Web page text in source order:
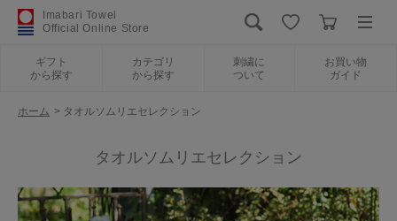
Imabari Towel
Official Online Store
ギフト
から探す
カテゴリ
から探す
刺繍に
ついて
お買い物
ガイド
ギフトから探す
カテゴリから探す
ホーム > タオルソムリエセレクション
タオルソムリエセレクション